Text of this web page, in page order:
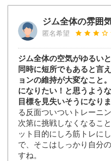
ジム全体の雰囲
匿名希望
ジム全体の空気がゆるい
同時に短所でもあると言
ョンの維持が大変なこと
になりたい！と思うよう
目標を見失いそうになりま
る反面ついついトレーニ
次第に挑戦しなくなるこ
ット目的にしろ筋トレに
で、そこはしっかり自分
すね。